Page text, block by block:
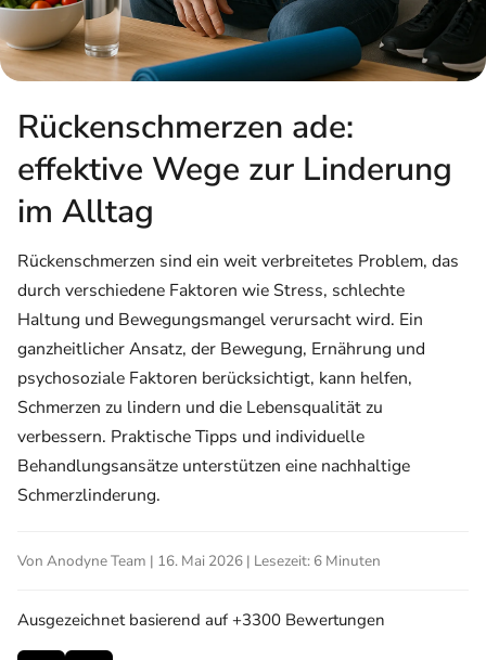
Rückenschmerzen ade:
effektive Wege zur Linderung
im Alltag
Rückenschmerzen sind ein weit verbreitetes Problem, das
durch verschiedene Faktoren wie Stress, schlechte
Haltung und Bewegungsmangel verursacht wird. Ein
ganzheitlicher Ansatz, der Bewegung, Ernährung und
psychosoziale Faktoren berücksichtigt, kann helfen,
Schmerzen zu lindern und die Lebensqualität zu
verbessern. Praktische Tipps und individuelle
Behandlungsansätze unterstützen eine nachhaltige
Schmerzlinderung.
Von Anodyne Team | 16. Mai 2026 | Lesezeit: 6 Minuten
Ausgezeichnet basierend auf +3300 Bewertungen